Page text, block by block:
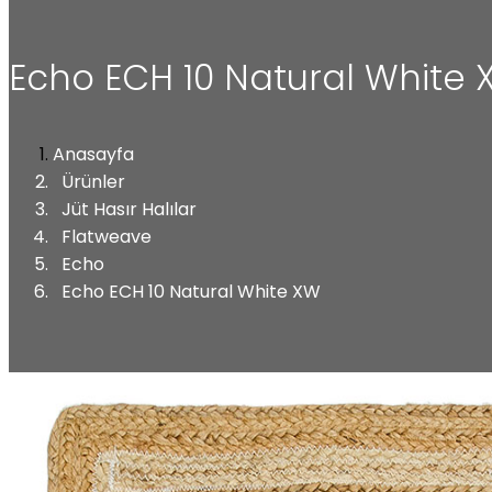
Echo ECH 10 Natural White
Anasayfa
Ürünler
Jüt Hasır Halılar
Flatweave
Echo
Echo ECH 10 Natural White XW